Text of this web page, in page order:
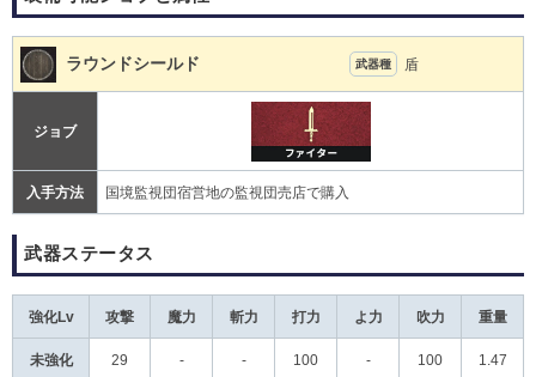
ラウンドシールド 武器種 盾
ジョブ
入手方法 国境監視団宿営地の監視団売店で購入
武器ステータス
強化Lv 攻撃 魔力 斬力 打力 よ力 吹力 重量
未強化 29 - - 100 - 100 1.47